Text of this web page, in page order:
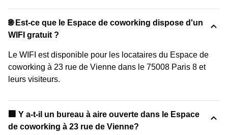
🌐 Est-ce que le Espace de coworking dispose d'un
WIFI gratuit ?
Le WIFI est disponible pour les locataires du Espace de
coworking à 23 rue de Vienne dans le 75008 Paris 8 et
leurs visiteurs.
‍🏢 Y a-t-il un bureau à aire ouverte dans le Espace
de coworking à 23 rue de Vienne?